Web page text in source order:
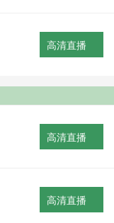
高清直播
高清直播
高清直播